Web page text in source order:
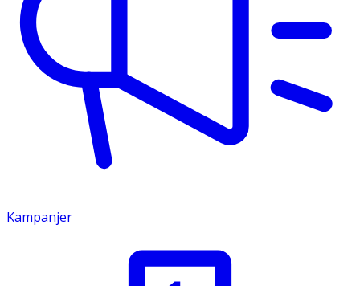
Kampanjer